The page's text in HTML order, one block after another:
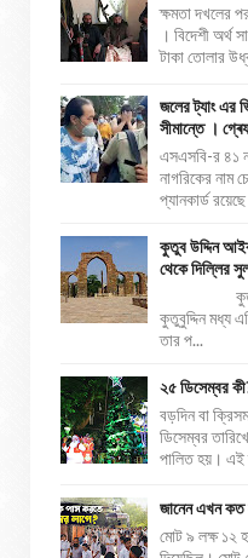
ক্ষমতা দখলের
। বিদেশী অর্থ
টাকা তোলার
জলের ট্যাং এর
সীমান্তে ।
এসএসবি-র ৪১
নাগরিকের নাম
প্যানকার্ড
কুতুব উদ্দিন
থেকে দিল্লির
কুতুব
কুতুবুদ্দিন মধ্য
তার প...
২৫ ডিসেম্বর
বড়দিন বা
ডিসেম্বর
পালিত হয়। এই
জানেন এখন কত
মোট ৯ লক্ষ ১২